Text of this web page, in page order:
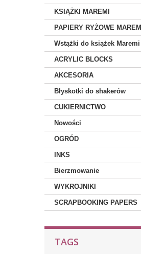
KSIĄŻKI MAREMI
PAPIERY RYŻOWE MAREMI
Wstążki do książek Maremi
ACRYLIC BLOCKS
AKCESORIA
Błyskotki do shakerów
CUKIERNICTWO
Nowości
OGRÓD
INKS
Bierzmowanie
WYKROJNIKI
SCRAPBOOKING PAPERS
TAGS